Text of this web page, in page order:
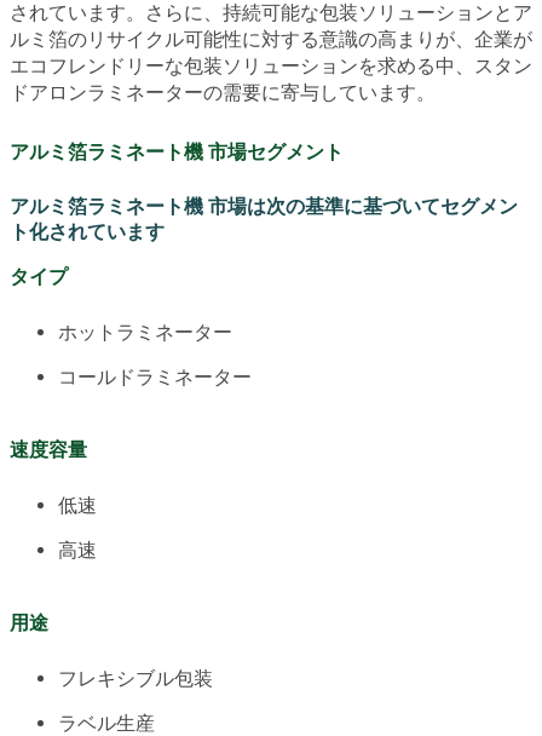
されています。さらに、持続可能な包装ソリューションとア
ルミ箔のリサイクル可能性に対する意識の高まりが、企業が
エコフレンドリーな包装ソリューションを求める中、スタン
ドアロンラミネーターの需要に寄与しています。
アルミ箔ラミネート機 市場セグメント
アルミ箔ラミネート機 市場は次の基準に基づいてセグメン
ト化されています
タイプ
ホットラミネーター
コールドラミネーター
速度容量
低速
高速
用途
フレキシブル包装
ラベル生産